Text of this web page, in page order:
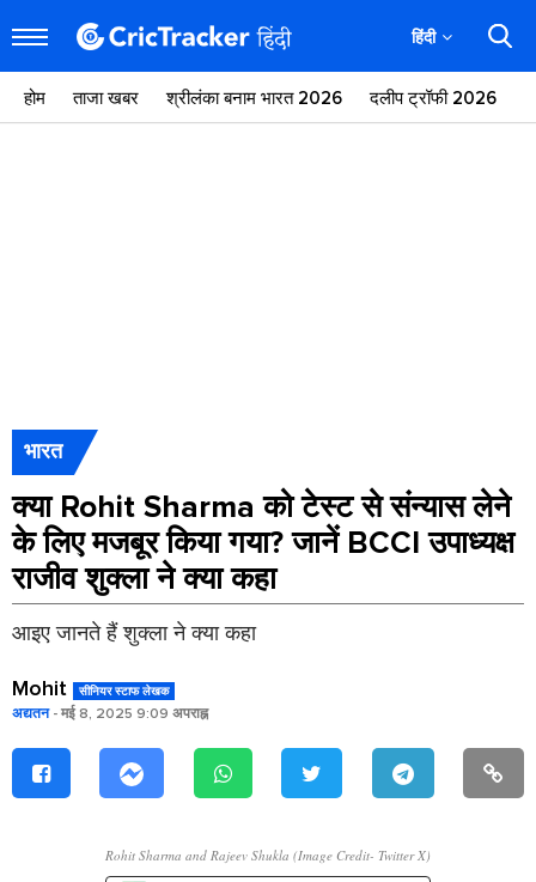
हिंदी
होम ताजा खबर श्रीलंका बनाम भारत 2026 दलीप ट्रॉफी 2026
भारत
क्या Rohit Sharma को टेस्ट से संन्यास लेने
के लिए मजबूर किया गया? जानें BCCI उपाध्यक्ष
राजीव शुक्ला ने क्या कहा
आइए जानते हैं शुक्ला ने क्या कहा
Mohit सीनियर स्टाफ लेखक
अद्यतन- मई 8, 2025 9:09 अपराह्न
Rohit Sharma and Rajeev Shukla (Image Credit- Twitter X)